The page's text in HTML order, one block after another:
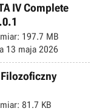
IV Complete
197.7 MB
13 maja 2026
81.7 KB